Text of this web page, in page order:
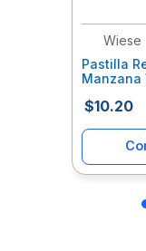
Wiese
Pastilla
Manzana
$10.20